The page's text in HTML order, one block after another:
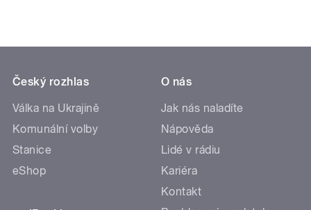
Český rozhlas
Válka na Ukrajině
Komunální volby
Stanice
eShop
O nás
Jak nás naladíte
Nápověda
Lidé v rádiu
Kariéra
Kontakt